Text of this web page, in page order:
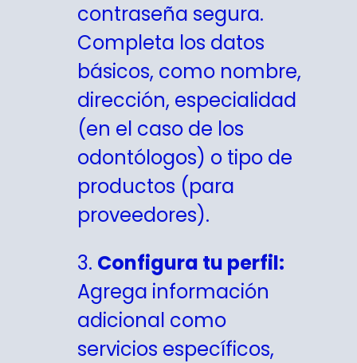
contraseña segura.
Completa los datos
básicos, como nombre,
dirección, especialidad
(en el caso de los
odontólogos) o tipo de
productos (para
proveedores).
3. Configura tu perfil:
Agrega información
adicional como
servicios específicos,